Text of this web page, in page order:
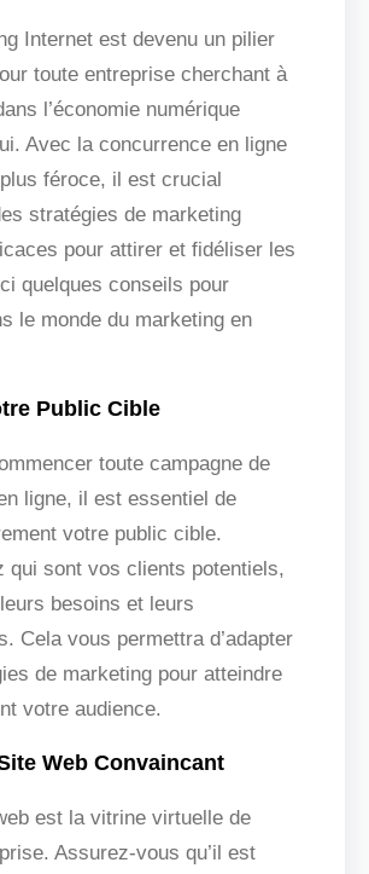
Internet est devenu un pilier
toute entreprise cherchant à
l’économie numérique
Avec la concurrence en ligne
féroce, il est crucial
stratégies de marketing
pour attirer et fidéliser les
quelques conseils pour
le monde du marketing en
Public Cible
toute campagne de
ligne, il est essentiel de
votre public cible.
qui sont vos clients potentiels,
besoins et leurs
Cela vous permettra d’adapter
de marketing pour atteindre
votre audience.
Web Convaincant
est la vitrine virtuelle de
Assurez-vous qu’il est